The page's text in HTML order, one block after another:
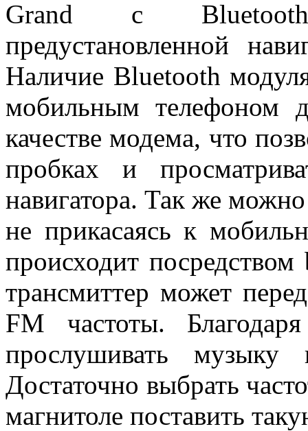
Grand с
предустановленной
Наличие Bluetooth модуля
мобильным телефоном
качестве модема, что
пробках и
навигатора. Так же
не прикасаясь к
происходит
трансмиттер может
FM частоты.
прослушивать музыку
Достаточно выбрать
магнитоле поставить